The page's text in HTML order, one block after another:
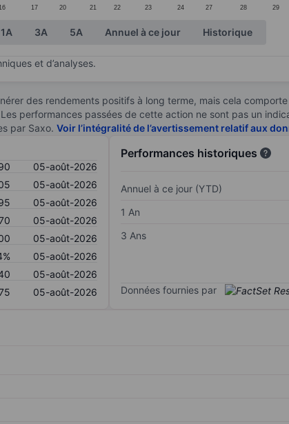
16 17 20 21 22 23 24 27 28 29
1A 3A 5A Annuel à ce jour Historique
et d’analyses.
des rendements positifs à long terme, mais cela
performances passées de cette action ne sont pas un
par Saxo. Voir l’intégralité de l’avertissement relatif aux
05-août-2026
05-août-2026
05-août-2026
05-août-2026
05-août-2026
05-août-2026
05-août-2026
05-août-2026
Performances historiques
Annuel à ce jour (YTD)
1 An
3 Ans
Données fournies par